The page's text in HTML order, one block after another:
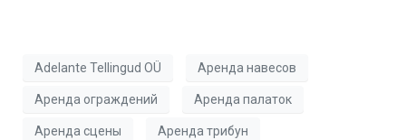
Adelante Tellingud OÜ Аренда навесов
Аренда ограждений Аренда палаток
Аренда сцены Аренда трибун